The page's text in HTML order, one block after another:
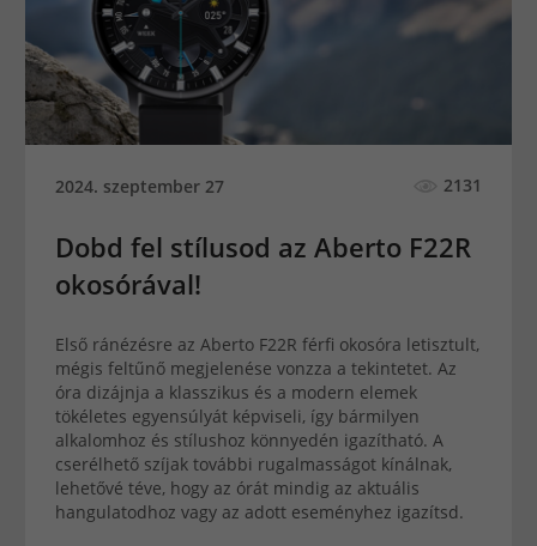
2024. szeptember 27 2131
Dobd fel stílusod az Aberto F22R
okosórával!
Első ránézésre az Aberto F22R férfi okosóra letisztult,
mégis feltűnő megjelenése vonzza a tekintetet. Az
óra dizájnja a klasszikus és a modern elemek
tökéletes egyensúlyát képviseli, így bármilyen
alkalomhoz és stílushoz könnyedén igazítható. A
cserélhető szíjak további rugalmasságot kínálnak,
lehetővé téve, hogy az órát mindig az aktuális
hangulatodhoz vagy az adott eseményhez igazítsd.